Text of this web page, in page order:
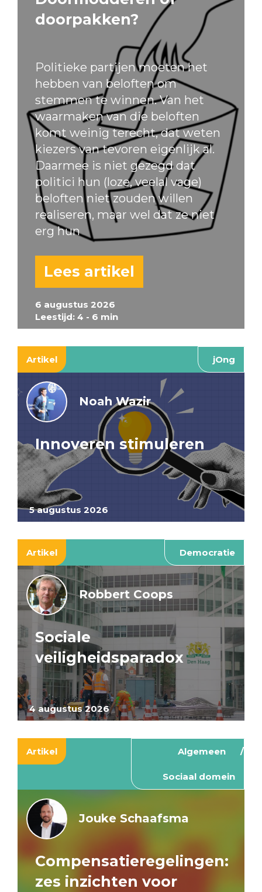
6 augustus 2026
Leestijd: 4 - 6 min
doorpakken?
Politieke partijen moeten het
hebben van beloften om
stemmen te winnen. Van het
waarmaken van die beloften
komt weinig terecht, dat weten
kiezers van tevoren eigenlijk al.
Daarmee is niet gezegd dat
politici hun (loze, veelal vage)
beloften niet zouden willen
realiseren, maar wel dat ze niet
erg hun
Lees artikel
Artikel jOng
5 augustus 2026
Noah Wazir
Innoveren stimuleren
Artikel Democratie
4 augustus 2026
Robbert Coops
Sociale
veiligheidsparadox
Artikel Algemeen
Sociaal domein
Jouke Schaafsma
Compensatieregelingen:
zes inzichten voor